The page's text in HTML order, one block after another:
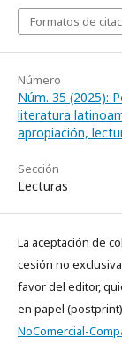
Formatos de
Número
Núm. 35 (2025):
literatura
apropiación,
Sección
Lecturas
La aceptación de
cesión no
favor del editor,
en papel
NoComercial-